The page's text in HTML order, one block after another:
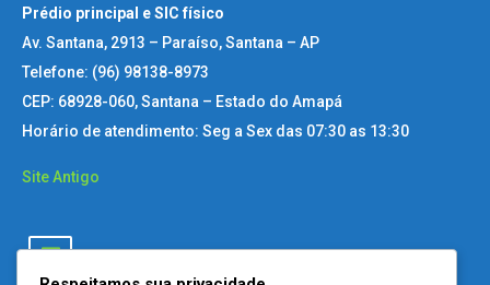
Prédio principal e SIC físico
Av. Santana, 2913 – Paraíso, Santana – AP
Telefone: (96) 98138-8973
CEP: 68928-060, Santana – Estado do Amapá
Horário de atendimento: Seg a Sex das 07:30 as 13:30
Site Antigo